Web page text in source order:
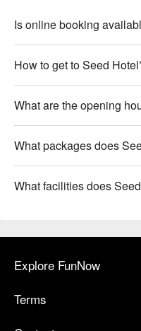
Is online booking
How to get to Seed
What are the opening
What packages does
What facilities does
Explore FunNow
Terms